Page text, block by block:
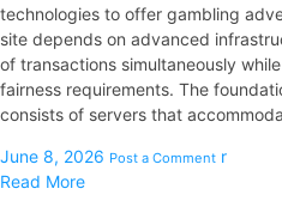
technologies to offer gambling
site depends on advanced
of transactions simultaneously
fairness requirements. The
consists of servers that
June 8, 2026 Post a Comment r
Read More